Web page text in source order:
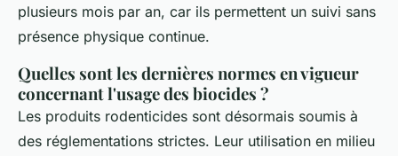
plusieurs mois par an, car ils permettent un suivi sans
présence physique continue.
Quelles sont les dernières normes en vigueur
concernant l'usage des biocides ?
Les produits rodenticides sont désormais soumis à
des réglementations strictes. Leur utilisation en milieu